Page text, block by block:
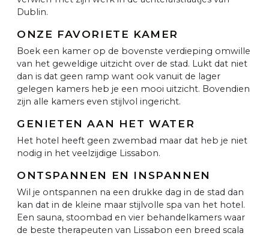
Dublin.
ONZE FAVORIETE KAMER
Boek een kamer op de bovenste verdieping omwille
van het geweldige uitzicht over de stad. Lukt dat niet
dan is dat geen ramp want ook vanuit de lager
gelegen kamers heb je een mooi uitzicht. Bovendien
zijn alle kamers even stijlvol ingericht.
GENIETEN AAN HET WATER
Het hotel heeft geen zwembad maar dat heb je niet
nodig in het veelzijdige Lissabon.
ONTSPANNEN EN INSPANNEN
Wil je ontspannen na een drukke dag in de stad dan
kan dat in de kleine maar stijlvolle spa van het hotel.
Een sauna, stoombad en vier behandelkamers waar
de beste therapeuten van Lissabon een breed scala